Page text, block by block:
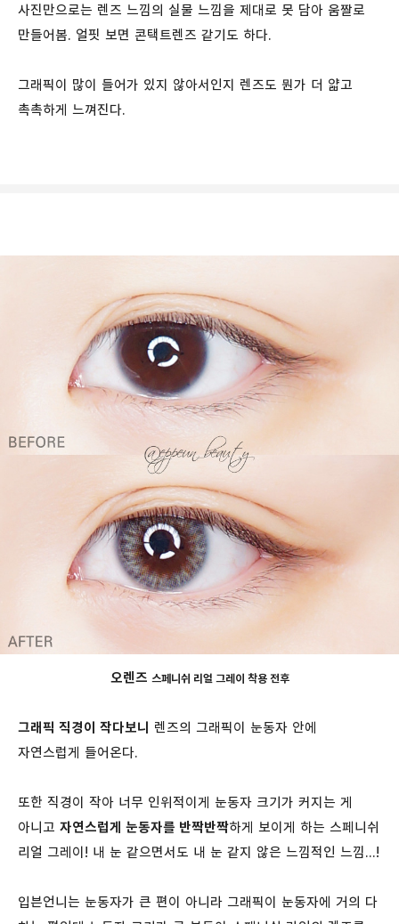
사진만으로는 렌즈 느낌의 실물 느낌을 제대로 못 담아 움짤로
만들어봄. 얼핏 보면 콘택트렌즈 같기도 하다.
그래픽이 많이 들어가 있지 않아서인지 렌즈도 뭔가 더 얇고
촉촉하게 느껴진다.
오렌즈 스페니쉬 리얼 그레이 착용 전후
그래픽 직경이 작다보니 렌즈의 그래픽이 눈동자 안에
자연스럽게 들어온다.
또한 직경이 작아 너무 인위적이게 눈동자 크기가 커지는 게
아니고 자연스럽게 눈동자를 반짝반짝하게 보이게 하는 스페니쉬
리얼 그레이! 내 눈 같으면서도 내 눈 같지 않은 느낌적인 느낌...!
입븐언니는 눈동자가 큰 편이 아니라 그래픽이 눈동자에 거의 다